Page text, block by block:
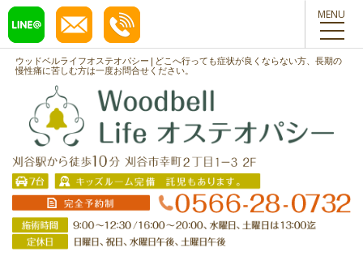
ウッドベルライフオステオパシー|どこへ行っても症状が良くならない方、長期の
慢性痛に苦しむ方は一度お問合せください。